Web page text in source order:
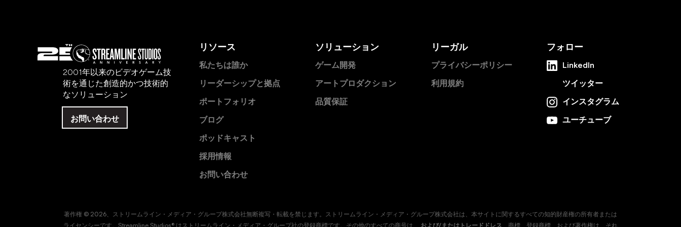
2001年以来のビデオゲーム技
術を通じた創造的かつ技術的
なソリューション
お問い合わせ
リソース
私たちは誰か
リーダーシップと拠点
ポートフォリオ
ブログ
ポッドキャスト
採用情報
お問い合わせ
ソリューション
ゲーム開発
アートプロダクション
品質保証
リーガル
プライバシーポリシー
利用規約
フォロー
LinkedIn
ツイッター
インスタグラム
ユーチューブ
著作権 © 2026、ストリームライン・メディア・グループ株式会社無断複写・転載を禁じます。ストリームライン・メディア・グループ株式会社は、本サイトに関するすべての知的財産権の所有者または
ライセンシーです。Streamline Studios® はストリームライン・メディア・グループ社の登録商標です。その他のすべての商号は、 および/またはトレードドレス 、商標、登録商標、および著作権は、それ